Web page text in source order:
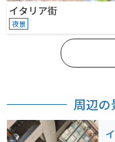
イタリア街
夜景
周辺の